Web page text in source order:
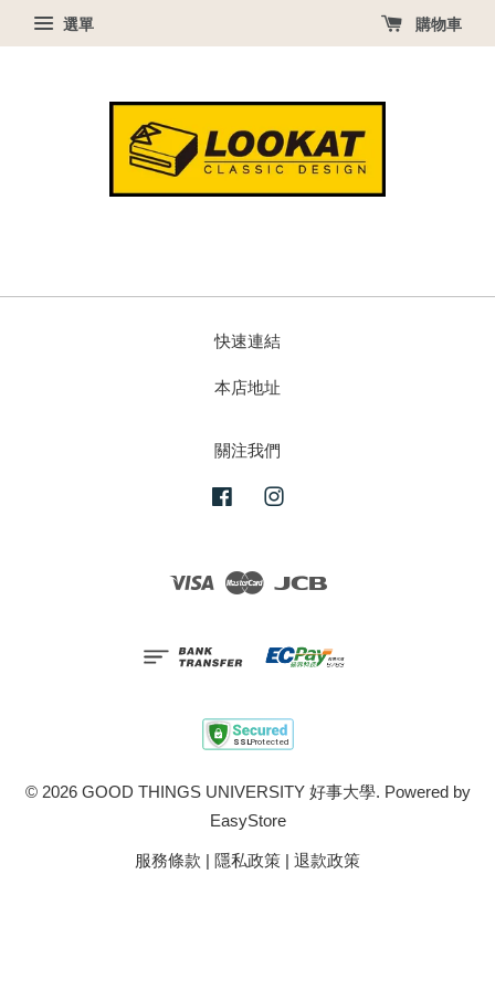
選單 購物車
快速連結
本店地址
關注我們
Facebook
Visa Master
© 2026 GOOD THINGS UNIVERSITY 好事大學. Powered by
EasyStore
服務條款 | 隱私政策 | 退款政策